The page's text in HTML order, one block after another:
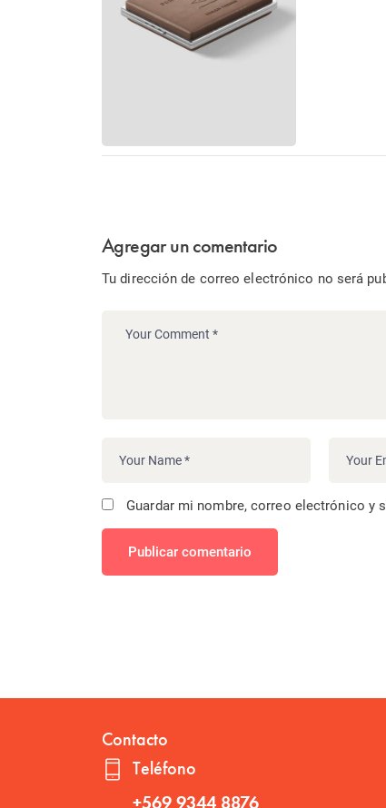
Agregar un comentario
Tu dirección de correo electrónico no será
Guardar mi nombre, correo electrónico y
Publicar comentario
Contacto
Teléfono
+569 9344 8876